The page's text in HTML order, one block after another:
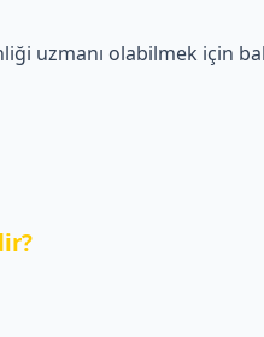
uzmanı olabilmek için